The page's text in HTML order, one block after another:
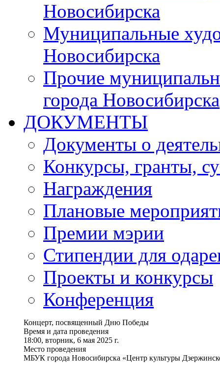
Новосибирска
Муниципальные
Новосибирска
Прочие
города Новосибирска
ДОКУМЕНТЫ
Документы о
Конкурсы, гранты,
Награждения
Плановые
Премии мэрии
Стипендии для
Проекты и конкурсы
Конференция
Концерт, посвященный Дню Победы
Время и дата проведения
18:00, вторник, 6 мая 2025 г.
Место проведения
МБУК города Новосибирска «Центр культуры